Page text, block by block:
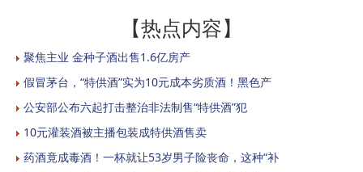
【热点内容】
聚焦主业 金种子酒出售1.6亿房产
假冒茅台，“特供酒”实为10元成本劣质酒！黑色产
公安部公布六起打击整治非法制售“特供酒”犯
10元灌装酒被主播包装成特供酒售卖
药酒竟成毒酒！一杯就让53岁男子险丧命，这种“补